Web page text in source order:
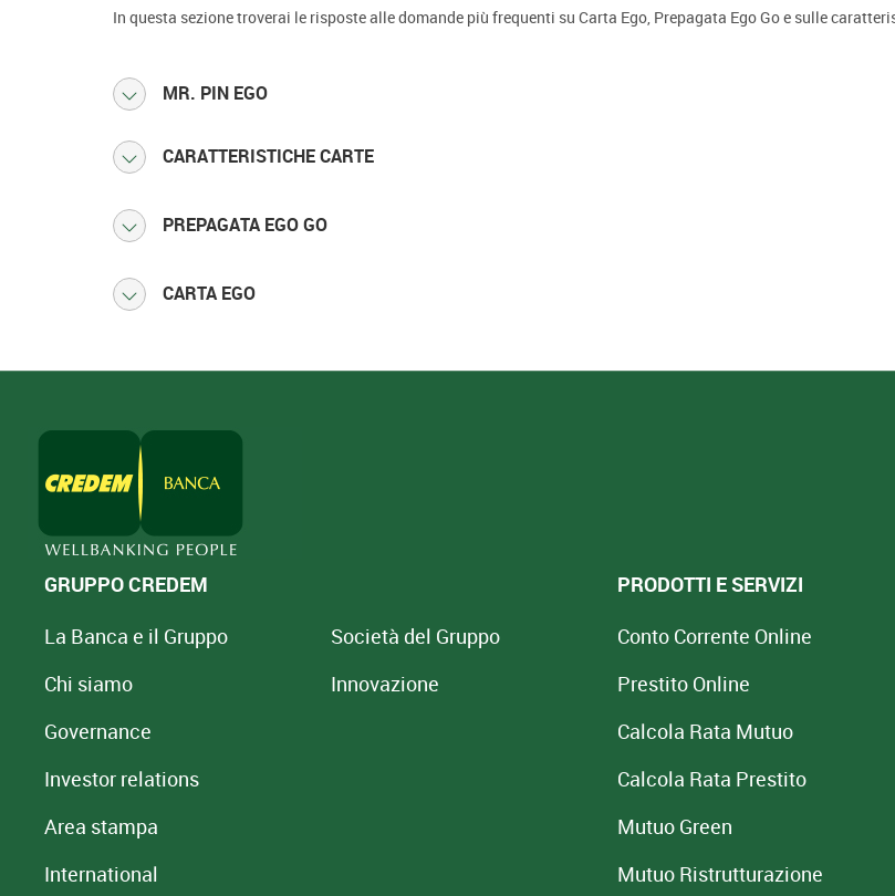
In questa sezione troverai le risposte alle domande più frequenti su Carta Ego, Prepagata Ego Go e sulle
MR. PIN EGO
CARATTERISTICHE CARTE
PREPAGATA EGO GO
CARTA EGO
GRUPPO CREDEM
La Banca e il Gruppo
Chi siamo
Governance
Investor relations
Area stampa
International
Società del Gruppo
Innovazione
PRODOTTI E SERVIZI
Conto Corrente Online
Prestito Online
Calcola Rata Mutuo
Calcola Rata Prestito
Mutuo Green
Mutuo Ristrutturazione